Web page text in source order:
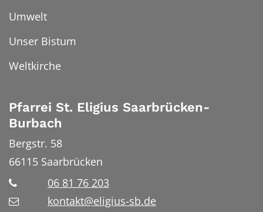
Umwelt
Unser Bistum
Weltkirche
Pfarrei St. Eligius Saarbrücken-
Burbach
Bergstr. 58
66115 Saarbrücken
06 81 76 203
kontakt@eligius-sb.de